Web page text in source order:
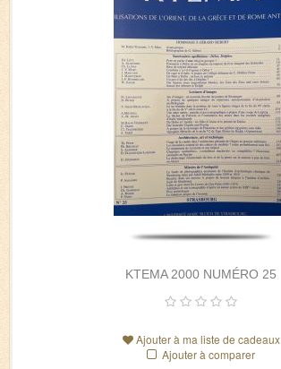
KTEMA 2000 NUMÉRO 25
Ajouter à ma liste de cadeaux
Ajouter à comparer